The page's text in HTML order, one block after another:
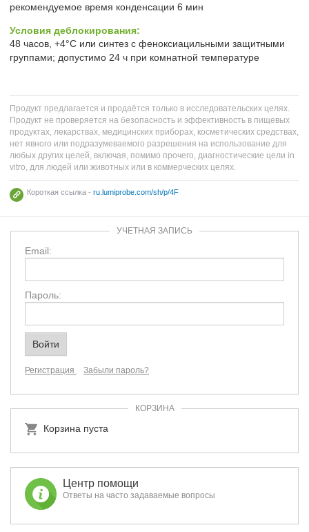
рекомендуемое время конденсации 6 мин
Условия деблокирования:
48 часов, +4°C или синтез с феноксиацильными защитными
группами; допустимо 24 ч при комнатной температуре
Продукт предлагается и продаётся только в исследовательских целях.
Продукт не проверяется на безопасность и эффективность в пищевых
продуктах, лекарствах, медицинских приборах, косметических средствах,
нет явного или подразумеваемого разрешения на использование для
любых других целей, включая, помимо прочего, диагностические цели in
vitro, для людей или животных или в коммерческих целях.
Короткая ссылка - ru.lumiprobe.com/sh/p/4F
УЧЕТНАЯ ЗАПИСЬ
Email:
Пароль:
Регистрация Забыли пароль?
КОРЗИНА
Корзина пуста
Центр помощи
Ответы на часто задаваемые вопросы